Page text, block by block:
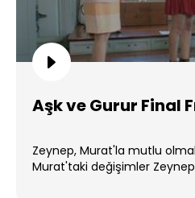
Aşk ve Gurur Final
Zeynep, Murat'la mutlu
Murat'taki değişimler